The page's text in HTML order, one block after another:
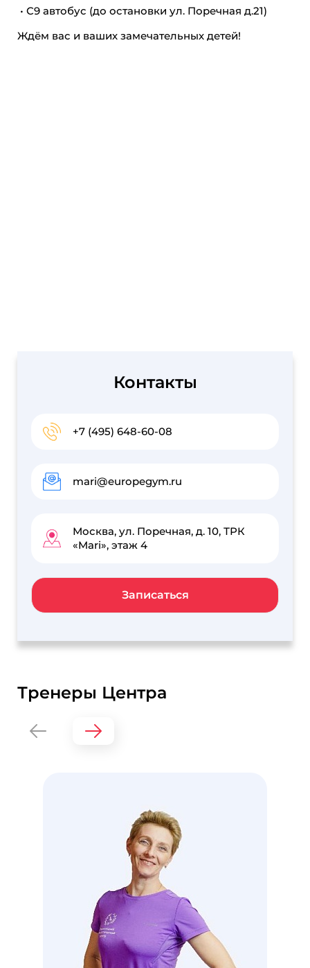
• С9 автобус (до остановки ул. Поречная д.21)
Ждём вас и ваших замечательных детей!
Контакты
+7 (495) 648-60-08
mari@europegym.ru
Москва, ул. Поречная, д. 10, ТРК
«Mari», этаж 4
Записаться
Тренеры Центра